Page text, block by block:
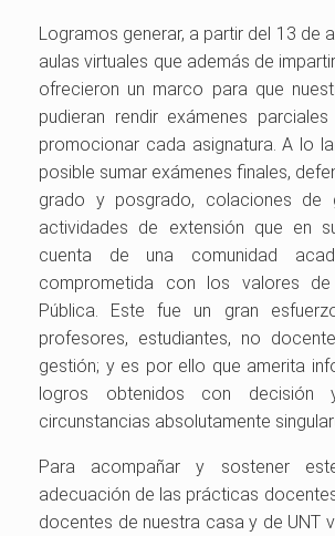
Logramos generar, a partir del 13 de
aulas virtuales que además de
ofrecieron un marco para que
pudieran rendir exámenes
promocionar cada asignatura. A lo
posible sumar exámenes finales,
grado y posgrado, colaciones de
actividades de extensión que en
cuenta de una comunidad
comprometida con los valores de
Pública. Este fue un gran
profesores, estudiantes, no
gestión; y es por ello que amerita
logros obtenidos con decisión
circunstancias absolutamente
Para acompañar y sostener
adecuación de las prácticas
docentes de nuestra casa y de UNT